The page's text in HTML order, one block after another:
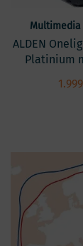
Multimedia
ALDEN
Platinium